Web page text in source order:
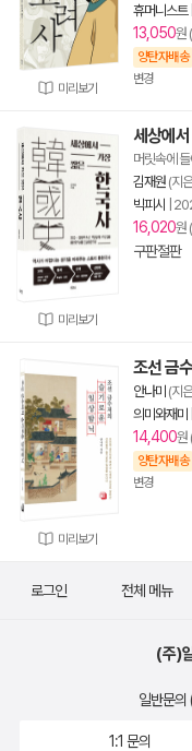
미리보기
휴머니스트|
13,050원
양탄자배송
변경
미리보기
세상에
머릿속에
김재원 (지
빅피시
16,020원
구판절판
미리보기
조선 금
안나미 (지
의미와재미
14,400원
양탄자배송
변경
로그인 전체 메뉴
(주)
일반문의
1:1 문의